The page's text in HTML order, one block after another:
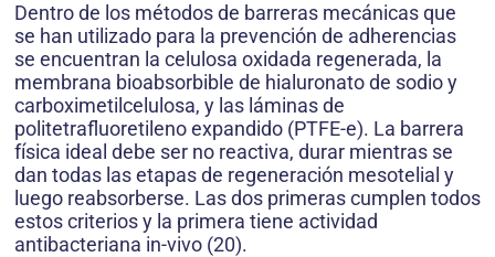
Dentro de los métodos de barreras mecánicas que
se han utilizado para la prevención de adherencias
se encuentran la celulosa oxidada regenerada, la
membrana bioabsorbible de hialuronato de sodio y
carboximetilcelulosa, y las láminas de
politetrafluoretileno expandido (PTFE-e). La barrera
física ideal debe ser no reactiva, durar mientras se
dan todas las etapas de regeneración mesotelial y
luego reabsorberse. Las dos primeras cumplen todos
estos criterios y la primera tiene actividad
antibacteriana in-vivo (20).